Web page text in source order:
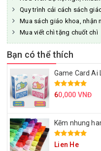
Quy trình cải cách sách
Mua sách giáo khoa, nhận
Mua viết chì tặng chuốt chì
Bạn có thể thích
Game Card Ai
60,000 VNĐ
Kẽm nhung
Lien He